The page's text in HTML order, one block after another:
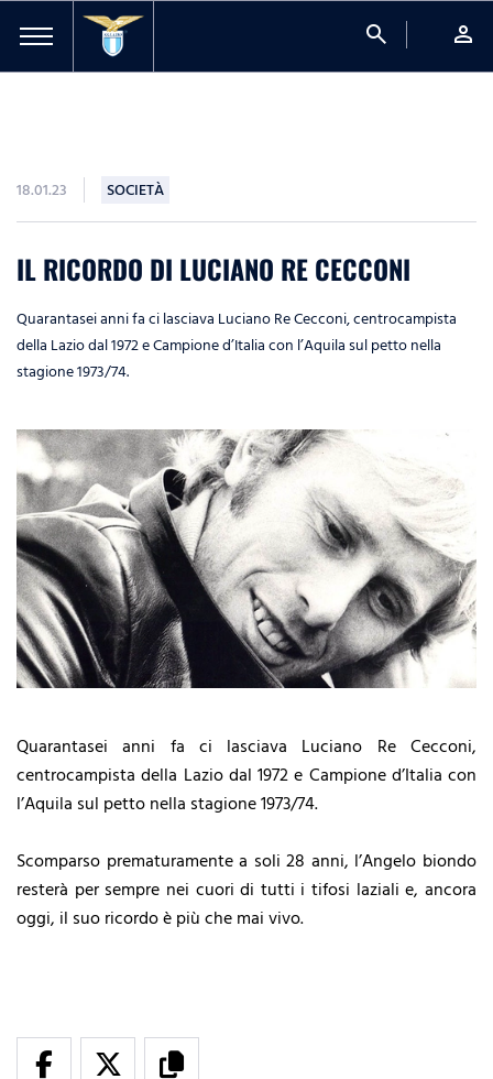
search person
18.01.23 SOCIETÀ
IL RICORDO DI LUCIANO RE CECCONI
Quarantasei anni fa ci lasciava Luciano Re Cecconi, centrocampista
della Lazio dal 1972 e Campione d’Italia con l’Aquila sul petto nella
stagione 1973/74.
Quarantasei anni fa ci lasciava Luciano Re Cecconi,
centrocampista della Lazio dal 1972 e Campione d’Italia con
l’Aquila sul petto nella stagione 1973/74.
Scomparso prematuramente a soli 28 anni, l’Angelo biondo
resterà per sempre nei cuori di tutti i tifosi laziali e, ancora
oggi, il suo ricordo è più che mai vivo.